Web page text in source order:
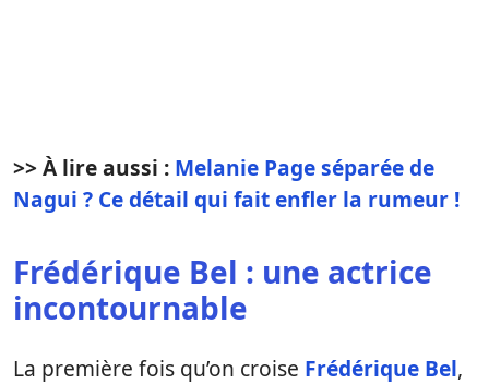
>> À lire aussi : Melanie Page séparée de
Nagui ? Ce détail qui fait enfler la rumeur !
Frédérique Bel : une actrice
incontournable
La première fois qu’on croise Frédérique Bel,